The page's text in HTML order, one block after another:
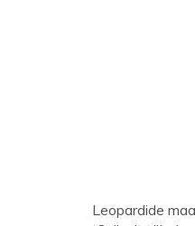
Leopardide